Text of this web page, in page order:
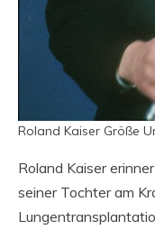
Roland Kaiser Größe
Roland Kaiser
seiner Tochter am